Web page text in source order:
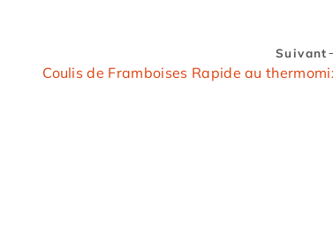
Suivant
Coulis de Framboises Rapide au